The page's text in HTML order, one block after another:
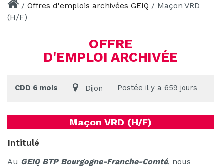
/ Offres d'emplois archivées GEIQ / Maçon VRD
(H/F)
OFFRE
D'EMPLOI ARCHIVÉE
CDD 6 mois Dijon Postée il y a 659 jours
Maçon VRD (H/F)
Intitulé
Au GEIQ BTP Bourgogne-Franche-Comté, nous